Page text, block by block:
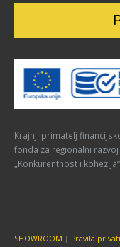
Krajnji primatelj
fonda za regionalni
„Konkurentnost i
SHOWROOM | Pravila